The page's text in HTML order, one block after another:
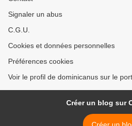
Signaler un abus
C.G.U.
Cookies et données personnelles
Préférences cookies
Voir le profil de dominicanus sur le
Créer un blog sur